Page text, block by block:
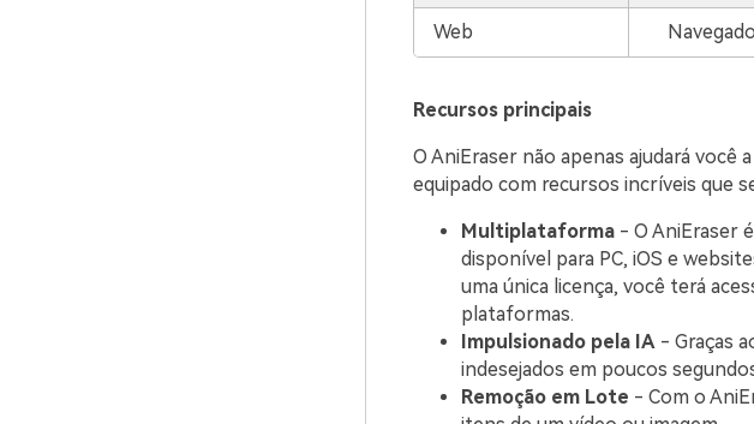
Web
Recursos principais
O AniEraser não apenas ajudará
equipado com recursos incríveis que
Multiplataforma- O AniEraser
disponível para PC, iOS e
uma única licença, você terá
plataformas.
Impulsionado pela IA- Graças
indesejados em poucos
Remoção em Lote - Com o